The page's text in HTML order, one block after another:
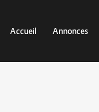
Accueil Annonces